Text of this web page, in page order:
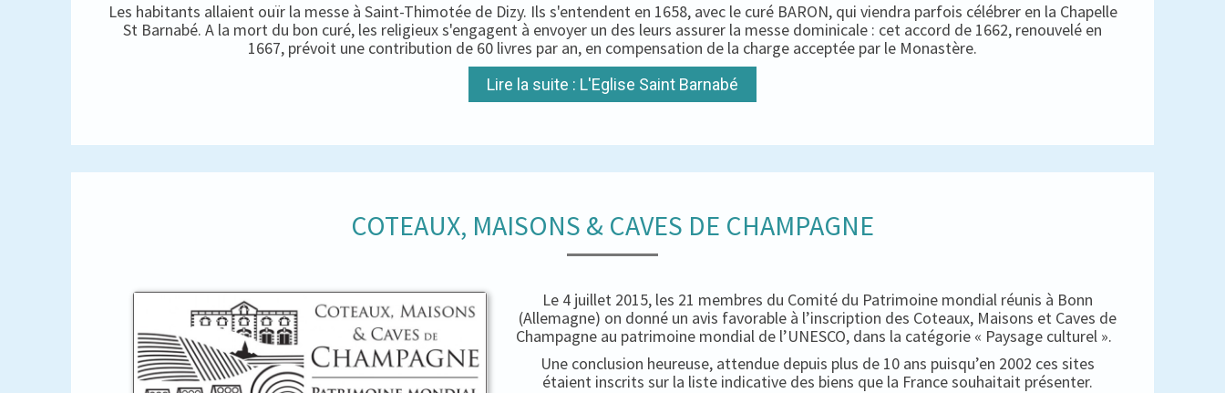
Les habitants allaient ouïr la messe à Saint-Thimotée de Dizy. Ils s'entendent en 1658, avec le curé BARON, qui viendra parfois célébrer en la Chapelle
St Barnabé. A la mort du bon curé, les religieux s'engagent à envoyer un des leurs assurer la messe dominicale : cet accord de 1662, renouvelé en
1667, prévoit une contribution de 60 livres par an, en compensation de la charge acceptée par le Monastère.
Lire la suite : L'Eglise Saint Barnabé
COTEAUX, MAISONS & CAVES DE CHAMPAGNE
Le 4 juillet 2015, les 21 membres du Comité du Patrimoine mondial réunis à Bonn
(Allemagne) on donné un avis favorable à l’inscription des Coteaux, Maisons et Caves de
Champagne au patrimoine mondial de l’UNESCO, dans la catégorie « Paysage culturel ».
Une conclusion heureuse, attendue depuis plus de 10 ans puisqu’en 2002 ces sites
étaient inscrits sur la liste indicative des biens que la France souhaitait présenter.